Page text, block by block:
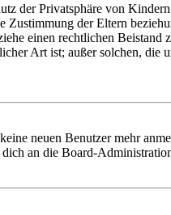
der Privatsphäre von
der Eltern
einen rechtlichen
Art ist; außer solchen,
neuen Benutzer mehr
an die Board-